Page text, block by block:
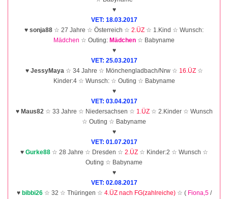
♥
VET: 18.03.2017
♥ sonja88 ☆ 27 Jahre ☆ Österreich ☆ 2.ÜZ ☆ 1.Kind ☆ Wunsch:
Mädchen ☆ Outing: Mädchen ☆ Babyname
♥
VET: 25.03.2017
♥ JessyMaya ☆ 34 Jahre ☆ Mönchengladbach/Nrw ☆ 16.ÜZ ☆
Kinder:4 ☆ Wunsch: ☆ Outing ☆ Babyname
♥
VET: 03.04.2017
♥ Maus82 ☆ 33 Jahre ☆ Niedersachsen ☆ 1.ÜZ ☆ 2.Kinder ☆ Wunsch
☆ Outing ☆ Babyname
♥
VET: 01.07.2017
♥ Gurke88 ☆ 28 Jahre ☆ Dresden ☆ 2.ÜZ ☆ Kinder:2 ☆ Wunsch ☆
Outing ☆ Babyname
♥
VET: 02.08.2017
♥ bibbi26 ☆ 32 ☆ Thüringen ☆ 4.ÜZ nach FG(zahlreiche) ☆ ( Fiona,5 /